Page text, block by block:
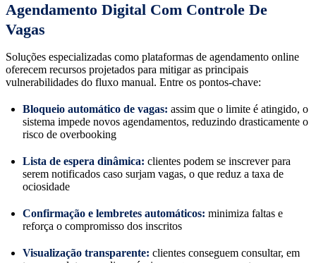
Agendamento Digital Com Controle De
Vagas
Soluções especializadas como plataformas de agendamento online
oferecem recursos projetados para mitigar as principais
vulnerabilidades do fluxo manual. Entre os pontos-chave:
Bloqueio automático de vagas: assim que o limite é atingido, o
sistema impede novos agendamentos, reduzindo drasticamente o
risco de overbooking
Lista de espera dinâmica: clientes podem se inscrever para
serem notificados caso surjam vagas, o que reduz a taxa de
ociosidade
Confirmação e lembretes automáticos: minimiza faltas e
reforça o compromisso dos inscritos
Visualização transparente: clientes conseguem consultar, em